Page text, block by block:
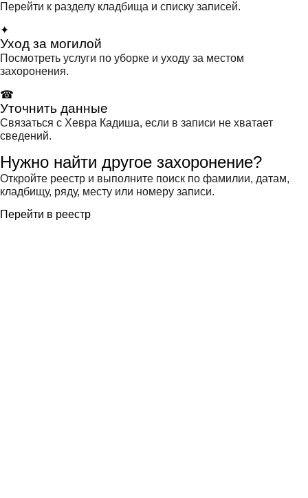
Перейти к разделу кладбища и списку записей.
✦
Уход за могилой
Посмотреть услуги по уборке и уходу за местом
захоронения.
☎
Уточнить данные
Связаться с Хевра Кадиша, если в записи не хватает
сведений.
Нужно найти другое захоронение?
Откройте реестр и выполните поиск по фамилии, датам,
кладбищу, ряду, месту или номеру записи.
Перейти в реестр